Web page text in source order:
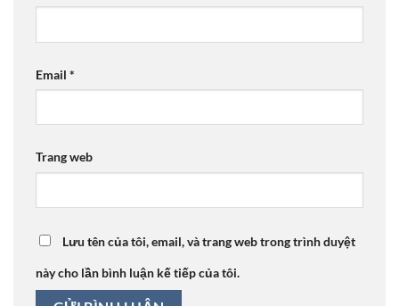
Email *
Trang web
Lưu tên của tôi, email, và trang web trong trình duyệt
này cho lần bình luận kế tiếp của tôi.